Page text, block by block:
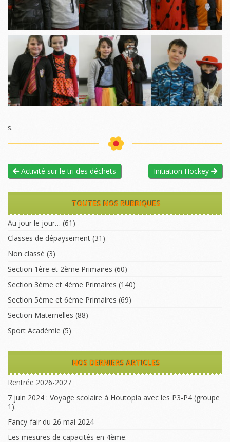
s.
Activité sur le tri des déchets Initiation Hockey
TOUTES NOS RUBRIQUES
Au jour le jour… (61)
Classes de dépaysement (31)
Non classé (3)
Section 1ère et 2ème Primaires (60)
Section 3ème et 4ème Primaires (140)
Section 5ème et 6ème Primaires (69)
Section Maternelles (88)
Sport Académie (5)
NOS DERNIERS ARTICLES
Rentrée 2026-2027
7 juin 2024 : Voyage scolaire à Houtopia avec les P3-P4 (groupe
1).
Fancy-fair du 26 mai 2024
Les mesures de capacités en 4ème.